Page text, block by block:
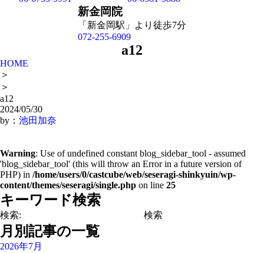
新金岡院
「新金岡駅」より徒歩7分
072-255-6909
a12
HOME
＞
＞
a12
2024/05/30
by： 池田加奈
Warning: Use of undefined constant blog_sidebar_tool - assumed
'blog_sidebar_tool' (this will throw an Error in a future version of
PHP) in /home/users/0/castcube/web/seseragi-shinkyuin/wp-
content/themes/seseragi/single.php on line 25
キーワード検索
検索:
月別記事の一覧
2026年7月